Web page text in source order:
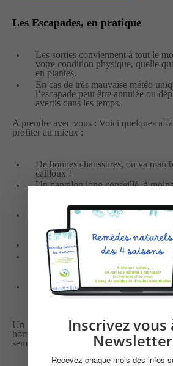
Les Escapades, en pratique
Les sorties conviennent à tout le
votre condition physique, quelle
en plantes.
En cas de très mauvaise météo
l’escapade peut être annulée ou
avertis dans les temps.
A prendre avec vous : Voici quelques
profiter au mieux :
De bonnes chaussures, on va
cailloux !
Un pantalon long conseillé, à
souhaitiez bénéficier d’une
mais aléatoire, par les chênes
Des habits adaptés aux prévisions
mais aussi de quoi vous protéger
crème…)
De quoi écrire et prendre des
De l’eau et un petit en-cas si
une tasse/gobelet pour partager
place.
Pour les Escapades yoga,
tapis, une serviette ou un plaid
Un mail de rappel avec les détails
horaires, précisions supplémentaires)
semaine précédant la sortie.
Inscrivez vous
Recevez chaque mois des infos